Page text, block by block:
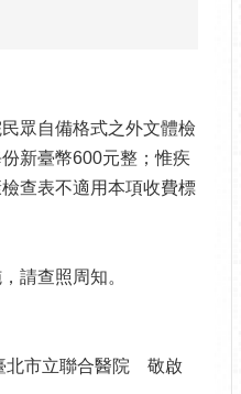
眾自備格式之外文體檢
新臺幣600元整；惟疾
查表不適用本項收費標
請查照周知。
醫院 敬啟